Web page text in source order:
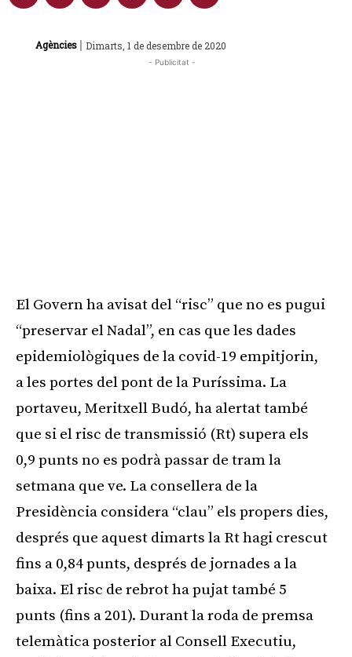
Agències | Dimarts, 1 de desembre de 2020
- Publicitat -
El Govern ha avisat del “risc” que no es pugui
“preservar el Nadal”, en cas que les dades
epidemiològiques de la covid-19 empitjorin,
a les portes del pont de la Puríssima. La
portaveu, Meritxell Budó, ha alertat també
que si el risc de transmissió (Rt) supera els
0,9 punts no es podrà passar de tram la
setmana que ve. La consellera de la
Presidència considera “clau” els propers dies,
després que aquest dimarts la Rt hagi crescut
fins a 0,84 punts, després de jornades a la
baixa. El risc de rebrot ha pujat també 5
punts (fins a 201). Durant la roda de premsa
telemàtica posterior al Consell Executiu,